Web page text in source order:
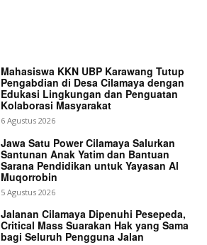
Mahasiswa KKN UBP Karawang Tutup
Pengabdian di Desa Cilamaya dengan
Edukasi Lingkungan dan Penguatan
Kolaborasi Masyarakat
6 Agustus 2026
Jawa Satu Power Cilamaya Salurkan
Santunan Anak Yatim dan Bantuan
Sarana Pendidikan untuk Yayasan Al
Muqorrobin
5 Agustus 2026
Jalanan Cilamaya Dipenuhi Pesepeda,
Critical Mass Suarakan Hak yang Sama
bagi Seluruh Pengguna Jalan